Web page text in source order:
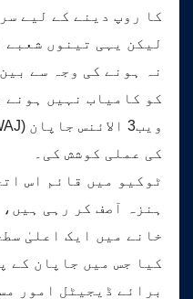
کا روپ دینے کے لیے
لیکن یہی تینوں شعبے
نہ ہونے کی وجہ سے
کو کامیاب نہیں ہونے
کی عملی کوشش کی۔
ٹوکیو میں قائم اس
ہنزہ آصف کر رہی
خانے میں ایک اعلیٰ
کیا جس میں جاپان کے
برائے ڈیجیٹل امور